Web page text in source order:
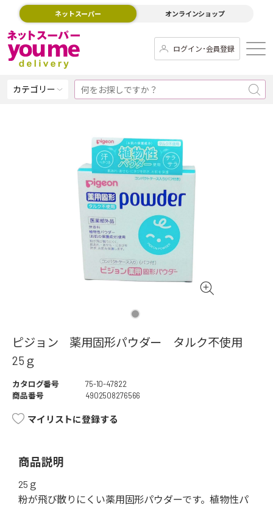
ネットスーパー オンラインショップ
ログイン･会員登録
カテゴリー
ピジョン 薬用固形パウダー タルク不使用
25ｇ
カタログ番号
75-10-47822
商品番号
4902508276566
マイリストに登録する
商品説明
25ｇ
粉が飛び散りにくい薬用固形パウダーです。植物性パ